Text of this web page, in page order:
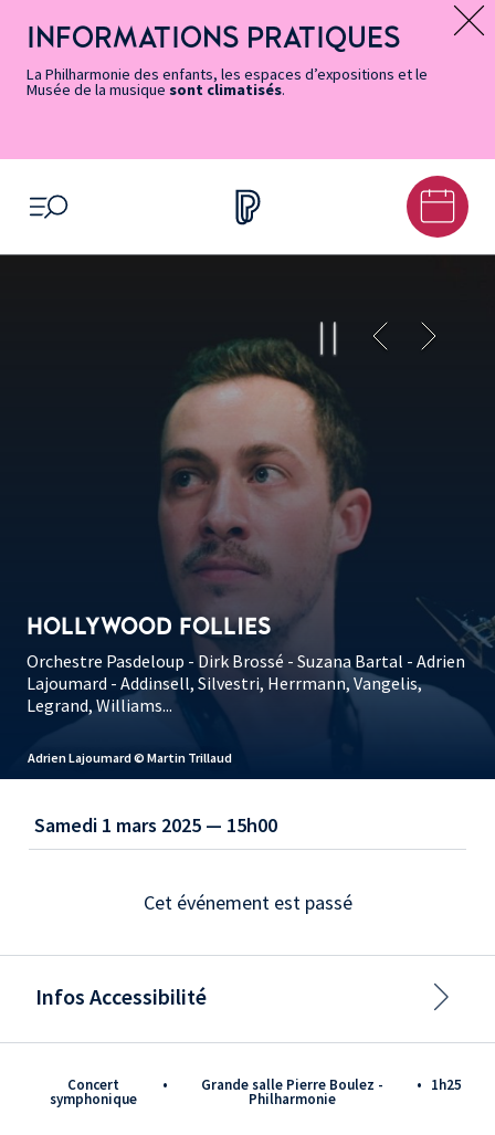
page
Accessibilité
accès
rapides
principal
contenu
principal
page
Message d’information
INFORMATIONS PRATIQUES
La Philharmonie des enfants, les espaces d’expositions et le
Musée de la musique sont climatisés.
OUVRIR LE MENU
Adrien Lajoumard © Martin Trillaud
HOLLYWOOD FOLLIES
Orchestre Pasdeloup - Dirk Brossé - Suzana Bartal - Adrien
Lajoumard - Addinsell, Silvestri, Herrmann, Vangelis,
Legrand, Williams...
Concert
symphonique
• Grande salle Pierre Boulez -
Philharmonie
• 1h25
Samedi 1 mars 2025 — 15h00
Cet événement est passé
Infos Accessibilité